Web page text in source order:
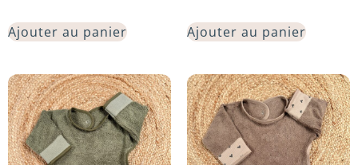
Ajouter au panier Ajouter au panier